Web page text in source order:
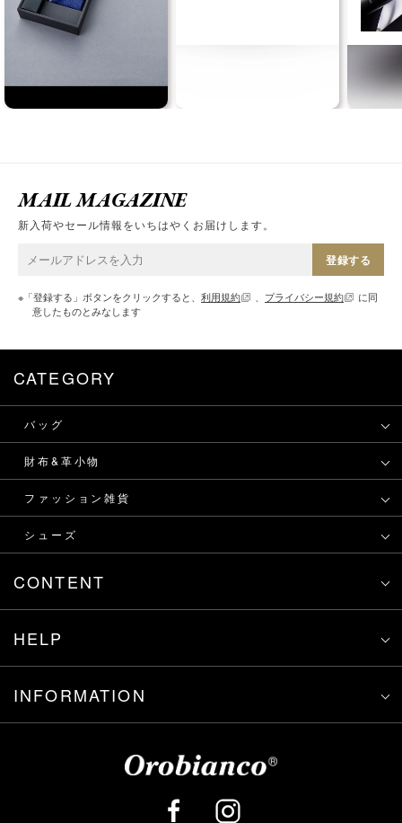
MAIL MAGAZINE
新入荷やセール情報をいちはやくお届けします。
登録する
※「登録する」ボタンをクリックすると、 利用規約 、 プライバシー規約
に同
意したものとみなします
CATEGORY
バッグ
財布&革小物
ファッション雑貨
シューズ
CONTENT
HELP
INFORMATION